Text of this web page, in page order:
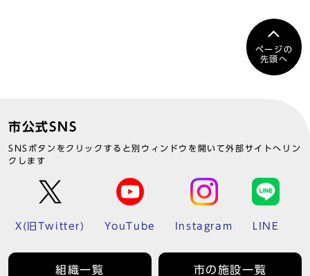
ページの
先頭へ
市公式SNS
SNSボタンをクリックすると別ウィンドウを開いて外部サイトへリン
クします
X(旧Twitter) YouTube Instagram LINE
組織一覧 市の施設一覧